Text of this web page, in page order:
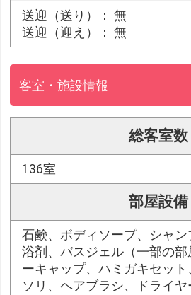
送迎（送り）： 無
送迎（迎え）： 無
客室・施設情報
総客室数
136室
部屋設備
石鹸、ボディソープ、シャン
浴剤、バスジェル（一部の
ーキャップ、ハミガキセット
ソリ、ヘアブラシ、ドライヤ